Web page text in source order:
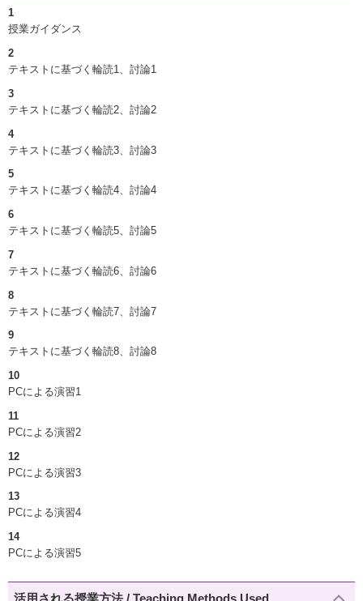
1
授業ガイダンス
2
テキストに基づく輪読1、討論1
3
テキストに基づく輪読2、討論2
4
テキストに基づく輪読3、討論3
5
テキストに基づく輪読4、討論4
6
テキストに基づく輪読5、討論5
7
テキストに基づく輪読6、討論6
8
テキストに基づく輪読7、討論7
9
テキストに基づく輪読8、討論8
10
PCによる演習1
11
PCによる演習2
12
PCによる演習3
13
PCによる演習4
14
PCによる演習5
活用される授業方法 / Teaching Methods Used